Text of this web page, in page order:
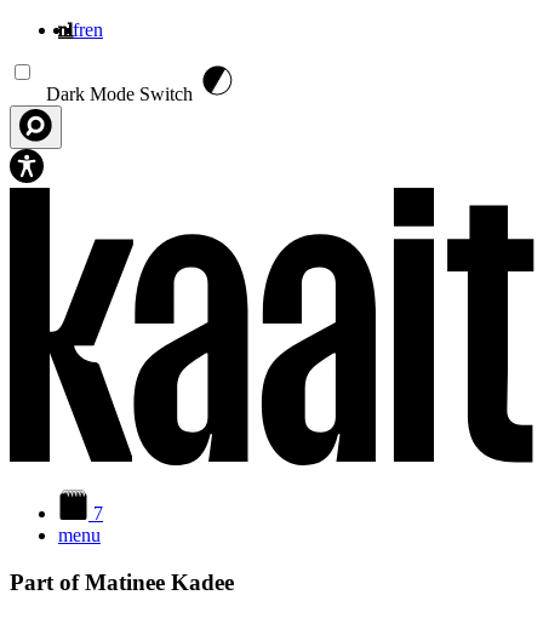
nlfren
Dark Mode Switch
7
menu
Part of Matinee Kadee